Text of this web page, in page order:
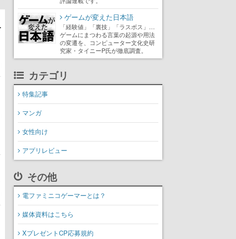
ゲームが変えた日本語
「経験値」「裏技」「ラスボス」…
ゲームにまつわる言葉の起源や用法
の変遷を、コンピューター文化史研
究家・タイニーP氏が徹底調査。
カテゴリ
特集記事
マンガ
女性向け
アプリレビュー
その他
電ファミニコゲーマーとは？
媒体資料はこちら
XプレゼントCP応募規約